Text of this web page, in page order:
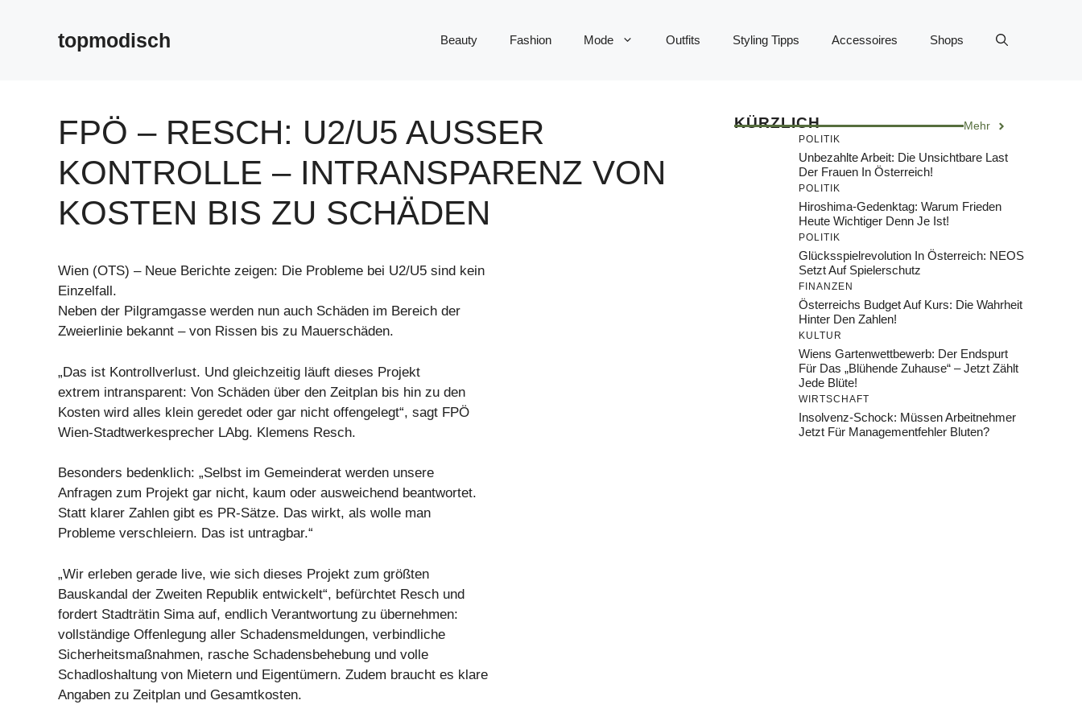
topmodisch Beauty Fashion Mode Outfits Styling Tipps Accessoires Shops
FPÖ – RESCH: U2/U5 AUSSER K
ONTROLLE – INTRANSPARENZ VON K
OSTEN BIS ZU SCHÄDEN
Wien (OTS) – Neue Berichte zeigen: Die Probleme bei U2/U5 sind kein
Einzelfall.
Neben der Pilgramgasse werden nun auch Schäden im Bereich der
Zweierlinie bekannt – von Rissen bis zu Mauerschäden.
„Das ist Kontrollverlust. Und gleichzeitig läuft dieses Projekt
extrem intransparent: Von Schäden über den Zeitplan bis hin zu den
Kosten wird alles klein geredet oder gar nicht offengelegt“, sagt FPÖ
Wien-Stadtwerkesprecher LAbg. Klemens Resch.
Besonders bedenklich: „Selbst im Gemeinderat werden unsere
Anfragen zum Projekt gar nicht, kaum oder ausweichend beantwortet.
Statt klarer Zahlen gibt es PR-Sätze. Das wirkt, als wolle man
Probleme verschleiern. Das ist untragbar.“
„Wir erleben gerade live, wie sich dieses Projekt zum größten
Bauskandal der Zweiten Republik entwickelt“, befürchtet Resch und
fordert Stadträtin Sima auf, endlich Verantwortung zu übernehmen:
vollständige Offenlegung aller Schadensmeldungen, verbindliche
Sicherheitsmaßnahmen, rasche Schadensbehebung und volle
Schadloshaltung von Mietern und Eigentümern. Zudem braucht es klare
Angaben zu Zeitplan und Gesamtkosten.
KÜRZLICH Mehr
POLITIK
Unbezahlte Arbeit: Die Unsichtbare Last
Der Frauen In Österreich!
POLITIK
Hiroshima-Gedenktag: Warum Frieden
Heute Wichtiger Denn Je Ist!
POLITIK
Glücksspielrevolution In Österreich: NEOS
Setzt Auf Spielerschutz
FINANZEN
Österreichs Budget Auf Kurs: Die Wahrheit
Hinter Den Zahlen!
KULTUR
Wiens Gartenwettbewerb: Der Endspurt
Für Das „Blühende Zuhause“ – Jetzt Zählt
Jede Blüte!
WIRTSCHAFT
Insolvenz-Schock: Müssen Arbeitnehmer
Jetzt Für Managementfehler Bluten?